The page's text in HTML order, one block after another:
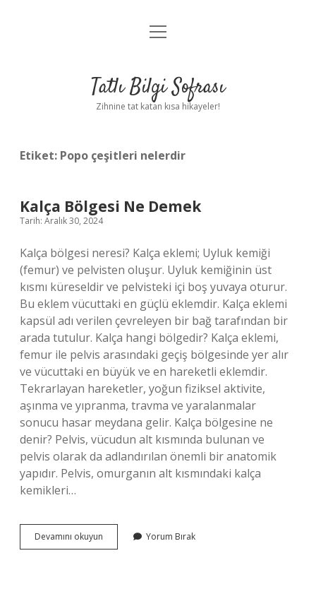
Anasayfa
Yasal Uyarı
menüyü
Tatlı Bilgi Sofrası
Zihnine tat katan kısa hikayeler!
Etiket: Popo çeşitleri nelerdir
Kalça Bölgesi Ne Demek
Tarih: Aralık 30, 2024
Kalça bölgesi neresi? Kalça eklemi; Uyluk kemiği
(femur) ve pelvisten oluşur. Uyluk kemiğinin üst
kısmı küreseldir ve pelvisteki içi boş yuvaya oturur.
Bu eklem vücuttaki en güçlü eklemdir. Kalça eklemi
kapsül adı verilen çevreleyen bir bağ tarafından bir
arada tutulur. Kalça hangi bölgedir? Kalça eklemi,
femur ile pelvis arasındaki geçiş bölgesinde yer alır
ve vücuttaki en büyük ve en hareketli eklemdir.
Tekrarlayan hareketler, yoğun fiziksel aktivite,
aşınma ve yıpranma, travma ve yaralanmalar
sonucu hasar meydana gelir. Kalça bölgesine ne
denir? Pelvis, vücudun alt kısmında bulunan ve
pelvis olarak da adlandırılan önemli bir anatomik
yapıdır. Pelvis, omurganın alt kısmındaki kalça
kemikleri…
Devamını okuyun
Bölgesi
Yorum Bırak